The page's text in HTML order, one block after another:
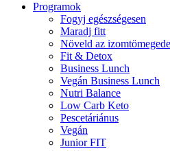
Programok
Fogyj egészségesen
Maradj fitt
Növeld az
Fit & Detox
Business Lunch
Vegán Business Lunch
Nutri Balance
Low Carb Keto
Pescetáriánus
Vegán
Junior FIT